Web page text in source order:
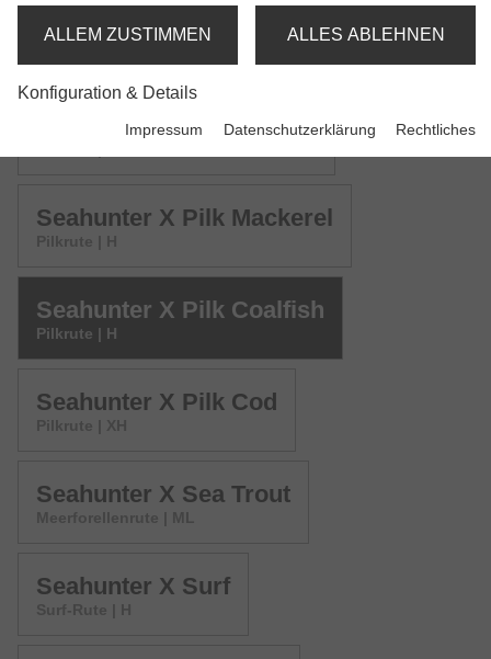
Seahunter X Pilk Herring
Seahunter X Pilk Mackerel
Pilkrute | H
Seahunter X Pilk Coalfish
Pilkrute | H
Seahunter X Pilk Cod
Pilkrute | XH
Seahunter X Sea Trout
Meerforellenrute | ML
Seahunter X Surf
Surf-Rute | H
ALLEM ZUSTIMMEN ALLES ABLEHNEN
Konfiguration & Details
Impressum Datenschutzerklärung Rechtliches